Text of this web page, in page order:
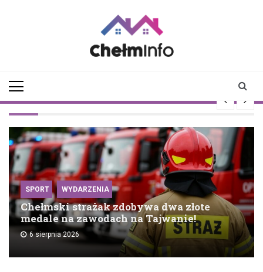
SPORT WYDARZENIA
Chełmski strażak zdobywa dwa złote
medale na zawodach na Tajwanie!
6 sierpnia 2026